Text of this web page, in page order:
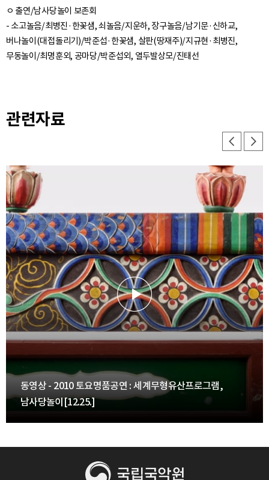
ㅇ 출연/남사당놀이 보존회
- 소고놀음/최병진·한꽃샘, 쇠놀음/지운하, 장구놀음/남기문·신하교,
버나놀이(대접돌리기)/박준섭·한꽃샘, 살판(땅재주)/지규현·최병진,
무동놀이/최명훈외, 공마당/박준섭외, 열두발상모/진태선
관련자료
동영상 - 2010 토요명품공연 : 세계무형유산프로그램,
남사당놀이[12.25.]